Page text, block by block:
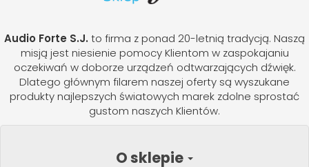
Audio Forte S.J. to firma z ponad 20-letnią tradycją. Naszą
misją jest niesienie pomocy Klientom w zaspokajaniu
oczekiwań w doborze urządzeń odtwarzających dźwięk.
Dlatego głównym filarem naszej oferty są wyszukane
produkty najlepszych światowych marek zdolne sprostać
gustom naszych Klientów.
O sklepie